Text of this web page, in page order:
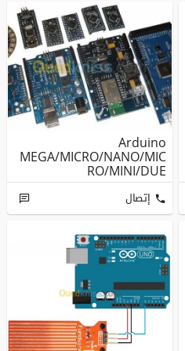
Arduino
MEGA/MICRO/NANO/MIC
RO/MINI/DUE
إتصال